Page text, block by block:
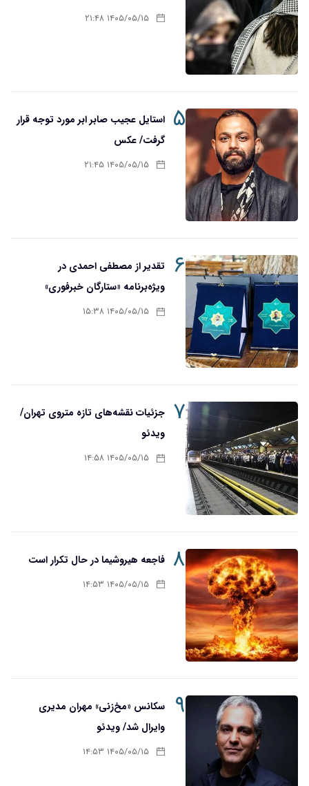
۱۴۰۵/۰۵/۱۵ ۲۱:۴۸
۵ استایل عجیب صابر ابر مورد توجه قرار
گرفت/ عکس
۱۴۰۵/۰۵/۱۵ ۲۱:۴۵
۶
تقدیر از مصطفی احمدی در
ویژه‌برنامه «ستارگان خبرفوری»
۱۴۰۵/۰۵/۱۵ ۱۵:۳۸
۷ جزئیات نقشه‌های تازه متروی تهران/
ویدئو
۱۴۰۵/۰۵/۱۵ ۱۴:۵۸
۸ فاجعه هیروشیما در حال تکرار است
۱۴۰۵/۰۵/۱۵ ۱۴:۵۳
۹
سکانس «مخ‌زنی» مهران مدیری
وایرال شد/ ویدئو
۱۴۰۵/۰۵/۱۵ ۱۴:۵۳